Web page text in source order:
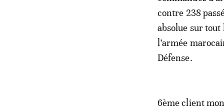
contre 238
absolue sur
l’armée
Défense.
6ème client